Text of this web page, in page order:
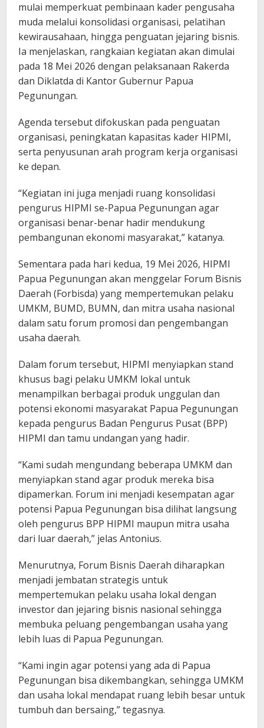
mulai memperkuat pembinaan kader pengusaha
muda melalui konsolidasi organisasi, pelatihan
kewirausahaan, hingga penguatan jejaring bisnis.
Ia menjelaskan, rangkaian kegiatan akan dimulai
pada 18 Mei 2026 dengan pelaksanaan Rakerda
dan Diklatda di Kantor Gubernur Papua
Pegunungan.
Agenda tersebut difokuskan pada penguatan
organisasi, peningkatan kapasitas kader HIPMI,
serta penyusunan arah program kerja organisasi
ke depan.
“Kegiatan ini juga menjadi ruang konsolidasi
pengurus HIPMI se-Papua Pegunungan agar
organisasi benar-benar hadir mendukung
pembangunan ekonomi masyarakat,” katanya.
Sementara pada hari kedua, 19 Mei 2026, HIPMI
Papua Pegunungan akan menggelar Forum Bisnis
Daerah (Forbisda) yang mempertemukan pelaku
UMKM, BUMD, BUMN, dan mitra usaha nasional
dalam satu forum promosi dan pengembangan
usaha daerah.
Dalam forum tersebut, HIPMI menyiapkan stand
khusus bagi pelaku UMKM lokal untuk
menampilkan berbagai produk unggulan dan
potensi ekonomi masyarakat Papua Pegunungan
kepada pengurus Badan Pengurus Pusat (BPP)
HIPMI dan tamu undangan yang hadir.
“Kami sudah mengundang beberapa UMKM dan
menyiapkan stand agar produk mereka bisa
dipamerkan. Forum ini menjadi kesempatan agar
potensi Papua Pegunungan bisa dilihat langsung
oleh pengurus BPP HIPMI maupun mitra usaha
dari luar daerah,” jelas Antonius.
Menurutnya, Forum Bisnis Daerah diharapkan
menjadi jembatan strategis untuk
mempertemukan pelaku usaha lokal dengan
investor dan jejaring bisnis nasional sehingga
membuka peluang pengembangan usaha yang
lebih luas di Papua Pegunungan.
“Kami ingin agar potensi yang ada di Papua
Pegunungan bisa dikembangkan, sehingga UMKM
dan usaha lokal mendapat ruang lebih besar untuk
tumbuh dan bersaing,” tegasnya.